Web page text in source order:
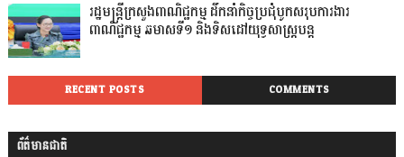
រដ្ឋមន្ត្រីក្រសួងពាណិជ្ជកម្ម ដឹកនាំកិច្ចប្រជុំបូកសរុបការងារ
ពាណិជ្ជកម្ម ឆមាសទី១ និងទិសដៅយុទ្ធសាស្រ្តបន្ត
RECENT POSTS COMMENTS
ព័ត៌មានជាតិ